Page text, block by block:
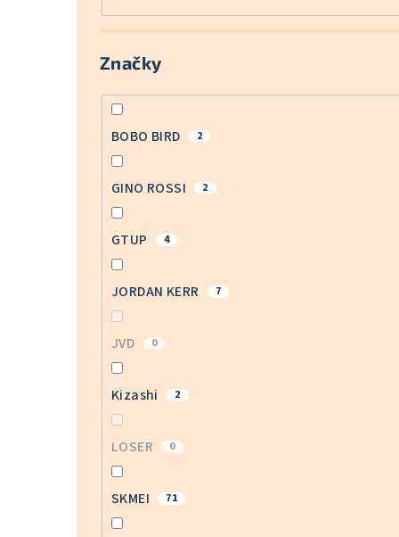
Značky
BOBO BIRD 2
GINO ROSSI 2
GTUP 4
JORDAN KERR 7
JVD 0
Kizashi 2
LOSER 0
SKMEI 71